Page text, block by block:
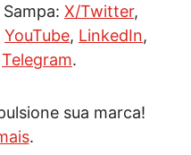
X/Twitter,
YouTube, LinkedIn,
Telegram.
sua marca!
.